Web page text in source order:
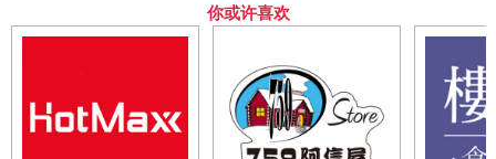
你或许喜欢